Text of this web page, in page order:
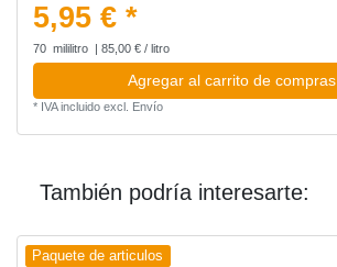
5,95 € *
70 mililitro | 85,00 € / litro
Agregar al carrito de compras
* IVA incluidoexcl. Envío
También podría interesarte:
Paquete de articulos